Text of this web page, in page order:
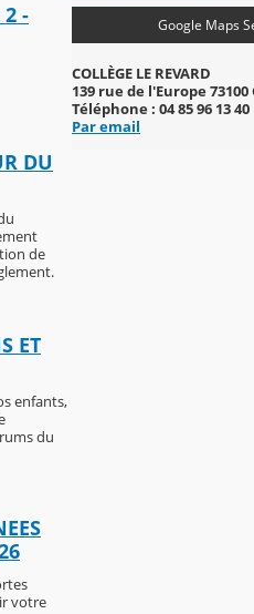
2 -
DU
de
ET
enfants,
du
votre
Google Maps
COLLÈGE LE REVARD
139 rue de l'Europe
Téléphone : 04 85 96 13 40
Par email